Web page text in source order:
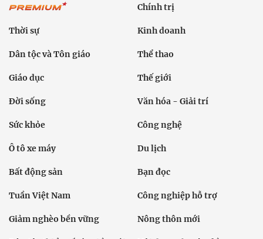
Chính trị
Thời sự Kinh doanh
Dân tộc và Tôn giáo Thể thao
Giáo dục Thế giới
Đời sống Văn hóa - Giải trí
Sức khỏe Công nghệ
Ô tô xe máy Du lịch
Bất động sản Bạn đọc
Tuần Việt Nam Công nghiệp hỗ trợ
Giảm nghèo bền vững Nông thôn mới